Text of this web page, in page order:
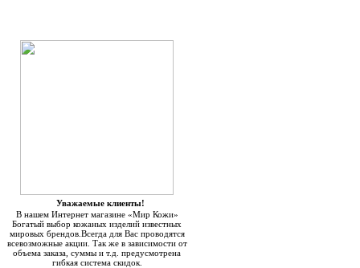
Уважаемые клиенты!
В нашем Интернет магазине «Мир Кожи»
Богатый выбор кожаных изделий известных
мировых брендов.Всегда для Вас проводятся
всевозможные акции. Так же в зависимости от
объема заказа, суммы и т.д. предусмотрена
гибкая система скидок.